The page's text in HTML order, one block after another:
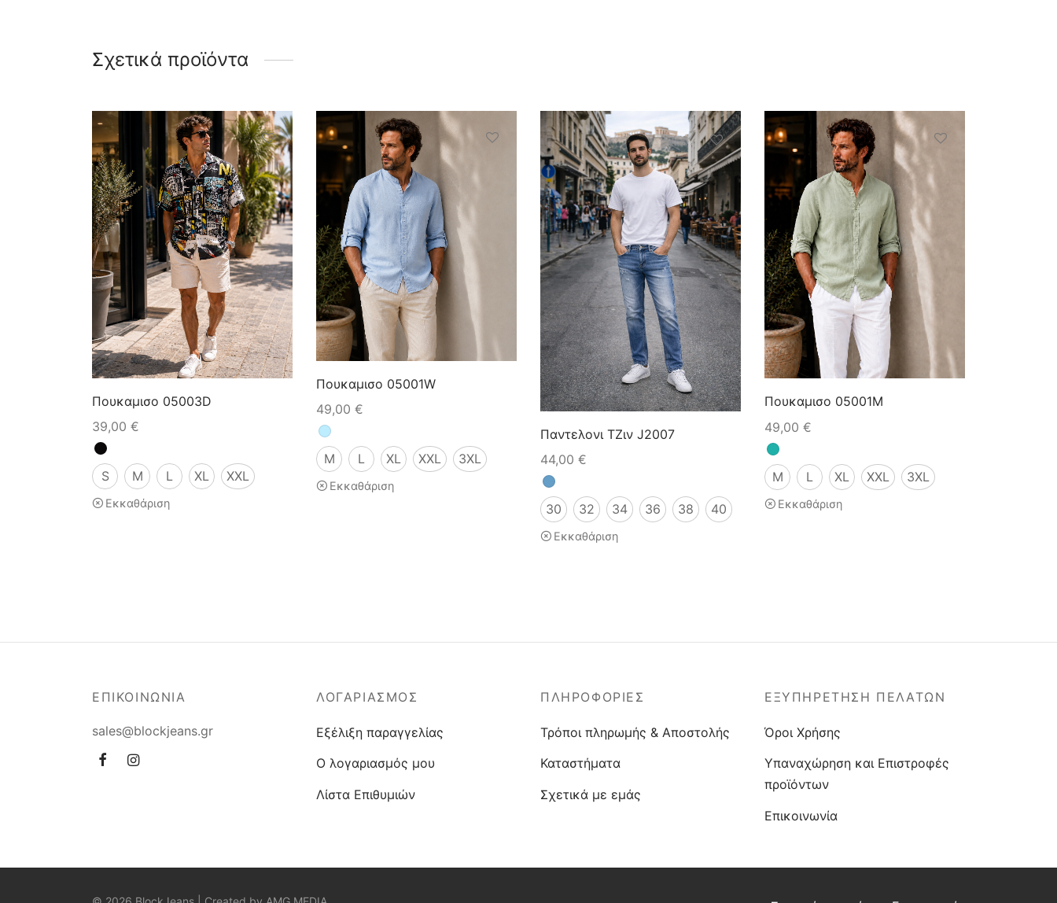
Σχετικά προϊόντα
Πουκαμισο 05003D
39,00 €
S M L XL XXL
Εκκαθάριση
Πουκαμισο 05001W
49,00 €
M L XL XXL 3XL
Εκκαθάριση
Παντελονι ΤΖιν J2007
44,00 €
30 32 34 36 38 40
Εκκαθάριση
Πουκαμισο 05001M
49,00 €
M L XL XXL 3XL
Εκκαθάριση
ΕΠΙΚΟΙΝΩΝΙΑ
sales@blockjeans.gr
ΛΟΓΑΡΙΑΣΜΟΣ
Εξέλιξη παραγγελίας
Ο λογαριασμός μου
Λίστα Επιθυμιών
ΠΛΗΡΟΦΟΡΙΕΣ
Τρόποι πληρωμής & Αποστολής
Καταστήματα
Σχετικά με εμάς
ΕΞΥΠΗΡΕΤΗΣΗ ΠΕΛΑΤΩΝ
Όροι Χρήσης
Υπαναχώρηση και Επιστροφές
προϊόντων
Επικοινωνία